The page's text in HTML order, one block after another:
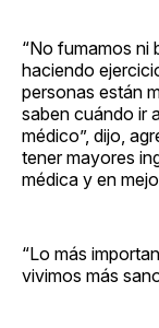
“No fumamos ni
haciendo
personas están
saben cuándo ir
médico”, dijo,
tener mayores
médica y en
“Lo más
vivimos más